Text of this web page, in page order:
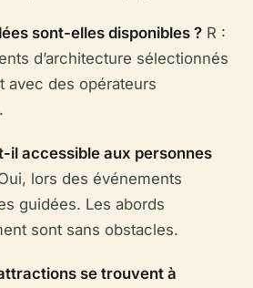
sont-elles disponibles ? R :
d’architecture sélectionnés
avec des opérateurs
il accessible aux personnes
lors des événements
guidées. Les abords
sont sans obstacles.
se trouvent à